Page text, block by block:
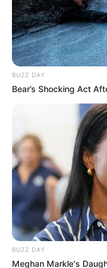
Como
Como Fazer
Materiais
Corpinho
Cabeça
Montagem
Boneca de
O que é fuxico?
BUZZ DAY
Bear’s Shocking Act
BUZZ DAY
Meghan Markle's